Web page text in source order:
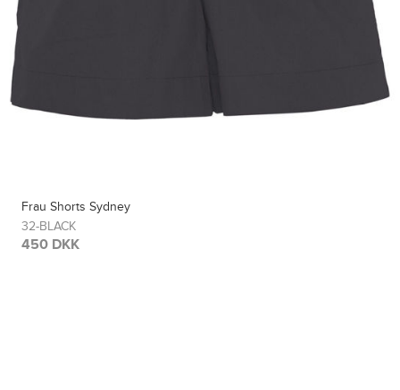
Frau Shorts Sydney
32-BLACK
450 DKK